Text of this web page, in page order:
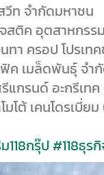
วีท จำกัดมหาชน
จสติค อุตสาหกรร
ทา ครอป โปรเท
ค เมล็ดพันธุ์ จำ
แกรนด์ อะกรีเทค
โต้ เคนโดรเบี่ย
118กรุ๊ป#118ธุร